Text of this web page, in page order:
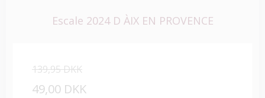
Escale 2024 D ÀIX EN PROVENCE
139,95 DKK
49,00 DKK